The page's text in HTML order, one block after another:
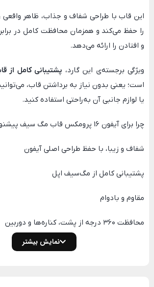
این قاب با طراحی شفاف و جذاب، ظاهر واقعی
را حفظ می‌کند و همزمان محافظت کامل در
و افتادن را ارائه می‌دهد.
ویژگی برجسته‌ی این گارد، پشتیبانی کامل از
است؛ یعنی بدون نیاز به برداشتن قاب،
یا لوازم جانبی آن به‌راحتی استفاده کنید.
چرا برای آیفون 16 پرومکس قاب مگ سیف پیشنهاد می شود؟
شفاف و زیبا، با حفظ طراحی اصلی آیفون
پشتیبانی کامل از مگ‌سیف اپل
مقاوم و بادوام
محافظت ۳۶۰ درجه از پشت، کناره‌ها و دوربین
نمایش بیشتر